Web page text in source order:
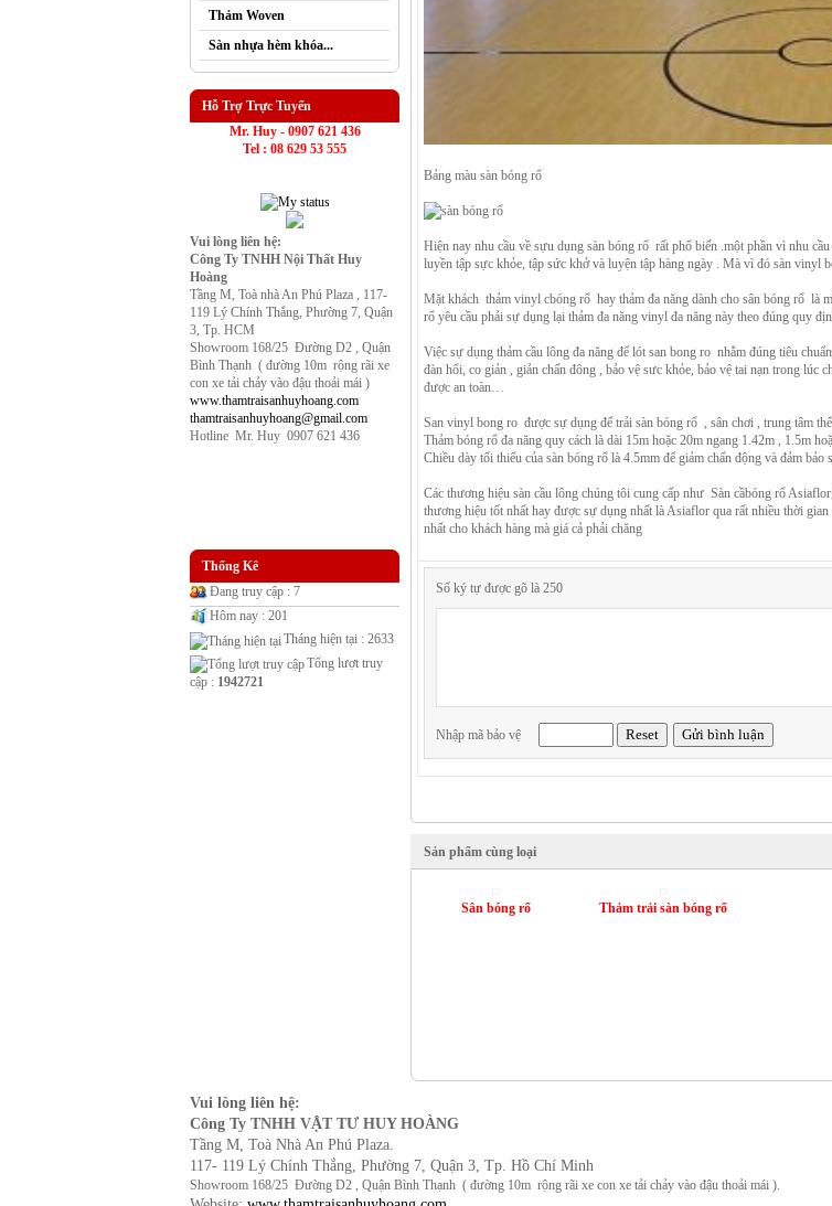
Thảm Woven
Sàn nhựa hèm khóa...
Hỗ Trợ Trực Tuyến
Mr. Huy - 0907 621 436
Tel : 08 629 53 555
Vui lòng liên hệ:
Công Ty TNHH Nội Thất Huy
Hoàng
Tầng M, Toà nhà An Phú Plaza , 117-
119 Lý Chính Thắng, Phường 7, Quận
3, Tp. HCM
Showroom 168/25 Đường D2 , Quận
Bình Thạnh ( đường 10m rộng rãi xe
con xe tải chảy vào đậu thoải mái )
www.thamtraisanhuyhoang.com
thamtraisanhuyhoang@gmail.com
Hotline Mr. Huy 0907 621 436
Thống Kê
Đang truy cập : 7
Hôm nay : 201
Tháng hiện tại : 2633
Tổng lượt truy
cập : 1942721
Bảng màu sàn bóng rổ
Hiện nay nhu cầu về sựu dụng sàn bóng rổ rất phổ biến .một phần vì nhu
luyền tập sực khỏe, tập sức khở và luyện tập hàng ngày . Mà vì đó sàn vinyl
Mặt khách thảm vinyl cbóng rổ hay thảm đa năng dành cho sân bóng rổ là
rổ yêu cầu phải sự dụng lại thảm đa năng vinyl đa năng này theo đúng quy
Việc sự dụng thảm cầu lông đa năng để lót san bong ro nhằm đúng tiêu
đàn hổi, co giản , giản chấn đông , bảo vệ sưc khỏe, bảo vệ tai nạn trong
được an toàn…
San vinyl bong ro được sự dụng để trải sàn bóng rổ , sân chơi , trung tâm
Thảm bóng rổ đa năng quy cách là dài 15m hoặc 20m ngang 1.42m , 1.5m
Chiều dày tối thiếu của sàn bóng rổ là 4.5mm để giảm chấn động và đảm bảo
Các thương hiệu sàn cầu lông chúng tôi cung cấp như Sàn cầbóng rổ
thương hiệu tốt nhất hay được sự dụng nhất là Asiaflor qua rất nhiều thời
nhất cho khách hàng mà giá cả phải chăng
Số ký tự được gõ là 250
Nhập mã bảo vệ
Sản phẩm cùng loại
Sân bóng rổ Thảm trải sàn bóng rổ
Vui lòng liên hệ:
Công Ty TNHH VẬT TƯ HUY HOÀNG
Tầng M, Toà Nhà An Phú Plaza.
117- 119 Lý Chính Thắng, Phường 7, Quận 3, Tp. Hồ Chí Minh
Showroom 168/25 Đường D2 , Quận Bình Thạnh ( đường 10m rộng rãi xe con xe tải chảy vào đậu thoải mái ).